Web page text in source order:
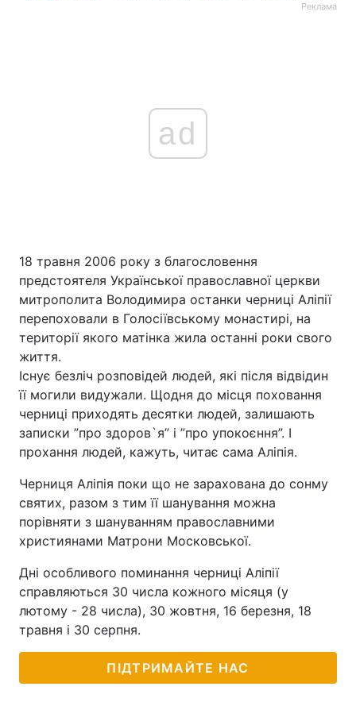
Реклама
ad
18 травня 2006 року з благословення
предстоятеля Української православної церкви
митрополита Володимира останки черниці Аліпії
перепоховали в Голосіївському монастирі, на
території якого матінка жила останні роки свого
життя.
Існує безліч розповідей людей, які після відвідин
її могили видужали. Щодня до місця поховання
черниці приходять десятки людей, залишають
записки ”про здоров`я” і ”про упокоєння”. І
прохання людей, кажуть, читає сама Аліпія.
Черниця Аліпія поки що не зарахована до сонму
святих, разом з тим її шанування можна
порівняти з шануванням православними
християнами Матрони Московської.
Дні особливого поминання черниці Аліпії
справляються 30 числа кожного місяця (у
лютому - 28 числа), 30 жовтня, 16 березня, 18
травня і 30 серпня.
ПІДТРИМАЙТЕ НАС